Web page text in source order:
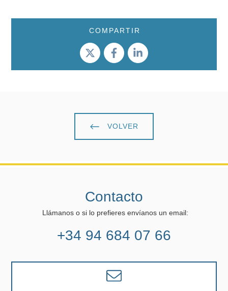
COMPARTIR
VOLVER
Contacto
Llámanos o si lo prefieres envíanos un email:
+34 94 684 07 66